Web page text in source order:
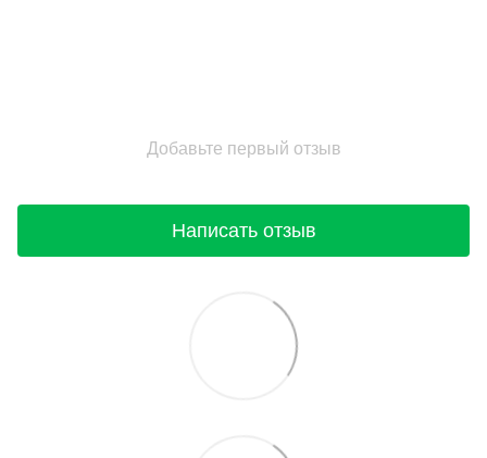
Добавьте первый отзыв
Написать отзыв